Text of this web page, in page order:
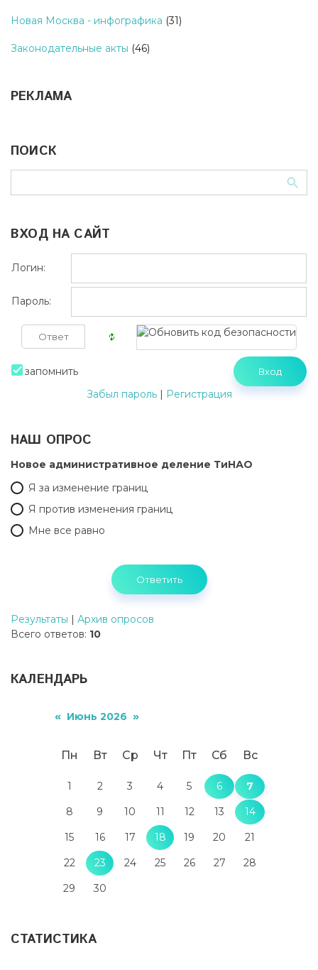
Новая Москва - инфографика (31)
Законодательные акты (46)
РЕКЛАМА
ПОИСК
ВХОД НА САЙТ
Логин:
Пароль:
запомнить
Забыл пароль| Регистрация
НАШ ОПРОС
Новое административное деление ТиНАО
Я за изменение границ
Я против изменения границ
Мне все равно
Результаты | Архив опросов
Всего ответов: 10
КАЛЕНДАРЬ
« Июнь 2026 »
Пн Вт Ср Чт Пт Сб Вс
1 2 3 4 5 6
7
8
9 10 11 12 13
14
15
16 17 18 19 20
21
22
23 24 25 26 27
28
29
30
СТАТИСТИКА